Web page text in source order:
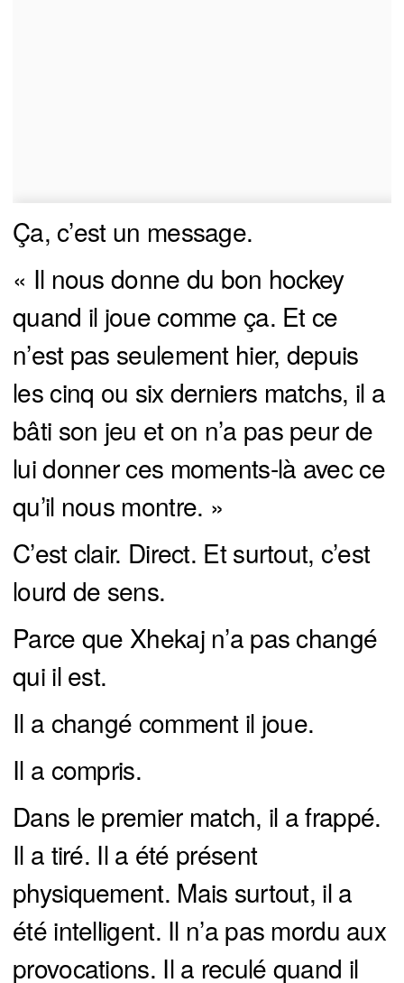
Ça, c’est un message.
« Il nous donne du bon hockey
quand il joue comme ça. Et ce
n’est pas seulement hier, depuis
les cinq ou six derniers matchs, il a
bâti son jeu et on n’a pas peur de
lui donner ces moments-là avec ce
qu’il nous montre. »
C’est clair. Direct. Et surtout, c’est
lourd de sens.
Parce que Xhekaj n’a pas changé
qui il est.
Il a changé comment il joue.
Il a compris.
Dans le premier match, il a frappé.
Il a tiré. Il a été présent
physiquement. Mais surtout, il a
été intelligent. Il n’a pas mordu aux
provocations. Il a reculé quand il